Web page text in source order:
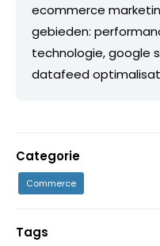
ecommerce
gebieden:
technologie, google
datafeed
Categorie
Commerce
Tags